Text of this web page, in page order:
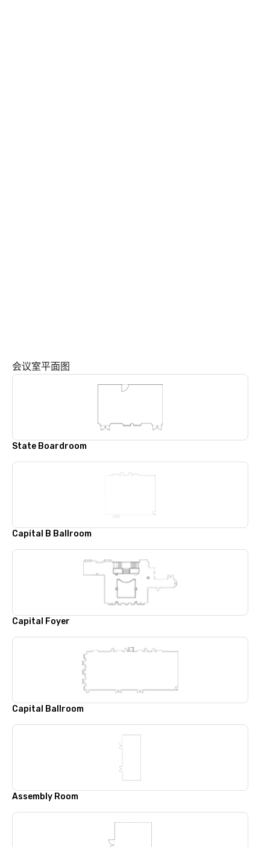
会议室平面图
State Boardroom
Capital B Ballroom
Capital Foyer
Capital Ballroom
Assembly Room